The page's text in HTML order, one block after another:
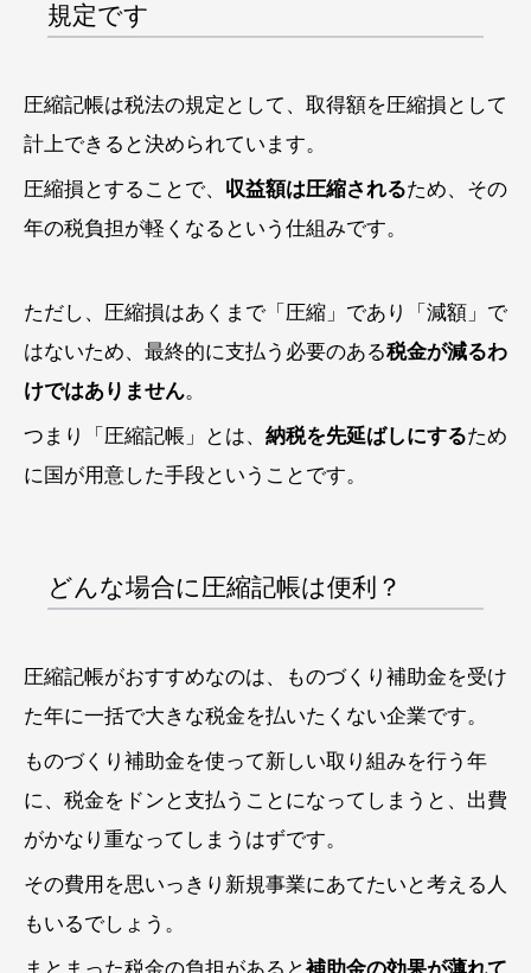
規定です
圧縮記帳は税法の規定として、取得額を圧縮損として
計上できると決められています。
圧縮損とすることで、 収益額は圧縮されるため、その
年の税負担が軽くなるという仕組みです。
ただし、圧縮損はあくまで「圧縮」であり「減額」で
はないため、最終的に支払う必要のある税金が減るわ
けではありません。
つまり「圧縮記帳」とは、 納税を先延ばしにするため
に国が用意した手段ということです。
どんな場合に圧縮記帳は便利？
圧縮記帳がおすすめなのは、ものづくり補助金を受け
た年に一括で大きな税金を払いたくない企業です。
ものづくり補助金を使って新しい取り組みを行う年
に、税金をドンと支払うことになってしまうと、出費
がかなり重なってしまうはずです。
その費用を思いっきり新規事業にあてたいと考える人
もいるでしょう。